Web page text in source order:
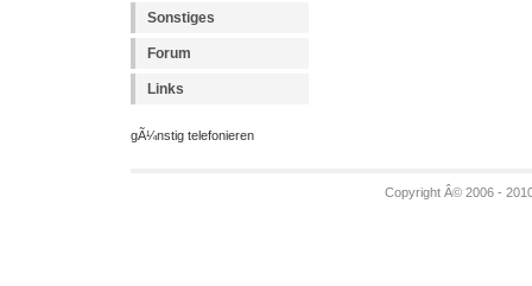
Sonstiges
Forum
Links
gÃ¼nstig telefonieren
Copyright Â© 2006 -